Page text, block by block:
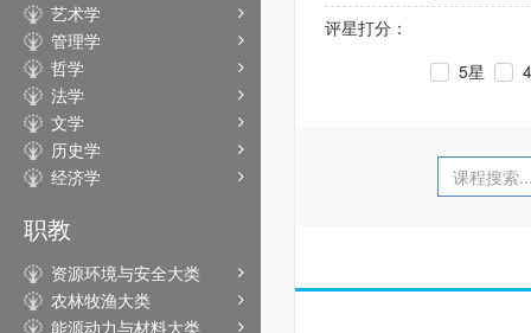
艺术学
管理学
哲学
法学
文学
历史学
经济学
职教
资源环境与安全大类
农林牧渔大类
能源动力与材料大类
评星打分：
5星